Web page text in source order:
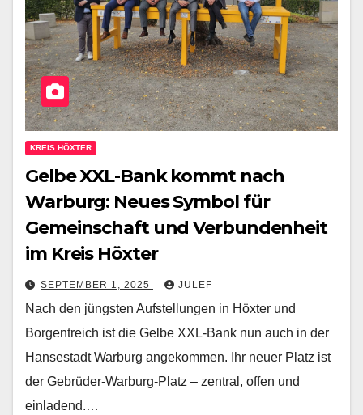
KREIS HÖXTER
Gelbe XXL-Bank kommt nach
Warburg: Neues Symbol für
Gemeinschaft und Verbundenheit
im Kreis Höxter
SEPTEMBER 1, 2025 JULEF
Nach den jüngsten Aufstellungen in Höxter und
Borgentreich ist die Gelbe XXL-Bank nun auch in der
Hansestadt Warburg angekommen. Ihr neuer Platz ist
der Gebrüder-Warburg-Platz – zentral, offen und
einladend.…